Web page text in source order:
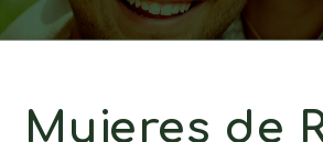
Mujeres de